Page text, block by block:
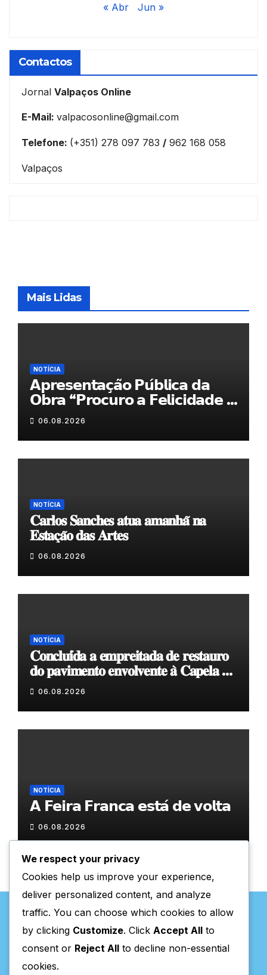
« Abr Jun »
Contactos
Jornal Valpaços Online
E-Mail: valpacosonline@gmail.com
Telefone: (+351) 278 097 783 / 962 168 058
Valpaços
Mais Lidas
NOTÍCIA
𝗔𝗽𝗿𝗲𝘀𝗲𝗻𝘁𝗮𝗰̧𝗮̃𝗼 𝗣𝘂́𝗯𝗹𝗶𝗰𝗮 𝗱𝗮
𝗢𝗯𝗿𝗮 “𝗣𝗿𝗼𝗰𝘂𝗿𝗼 𝗮 𝗙𝗲𝗹𝗶𝗰𝗶𝗱𝗮𝗱𝗲 𝗲
𝗲𝗹𝗮 𝗺𝗼𝗿𝗮 𝗰𝗼𝗺𝗶𝗴𝗼”
06.08.2026
NOTÍCIA
𝐂𝐚𝐫𝐥𝐨𝐬 𝐒𝐚𝐧𝐜𝐡𝐞𝐬 𝐚𝐭𝐮𝐚 𝐚𝐦𝐚𝐧𝐡𝐚̃ 𝐧𝐚
𝐄𝐬𝐭𝐚𝐜̧𝐚̃𝐨 𝐝𝐚𝐬 𝐀𝐫𝐭𝐞𝐬
06.08.2026
NOTÍCIA
𝐂𝐨𝐧𝐜𝐥𝐮𝐢́𝐝𝐚 𝐚 𝐞𝐦𝐩𝐫𝐞𝐢𝐭𝐚𝐝𝐚 𝐝𝐞 𝐫𝐞𝐬𝐭𝐚𝐮𝐫𝐨
𝐝𝐨 𝐩𝐚𝐯𝐢𝐦𝐞𝐧𝐭𝐨 𝐞𝐧𝐯𝐨𝐥𝐯𝐞𝐧𝐭𝐞 𝐚̀ 𝐂𝐚𝐩𝐞𝐥𝐚 𝐝𝐞
𝐂𝐨𝐯𝐚𝐬
06.08.2026
NOTÍCIA
𝗔 𝗙𝗲𝗶𝗿𝗮 𝗙𝗿𝗮𝗻𝗰𝗮 𝗲𝘀𝘁𝗮́ 𝗱𝗲 𝘃𝗼𝗹𝘁𝗮
06.08.2026
Valpaços Online
We respect your privacy
Cookies help us improve your experience,
deliver personalized content, and analyze
traffic. You can choose which cookies to allow
by clicking Customize. Click Accept All to
consent or Reject All to decline non-essential
cookies.